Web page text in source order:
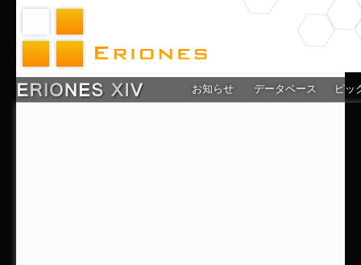
お知らせ データベース ピッ